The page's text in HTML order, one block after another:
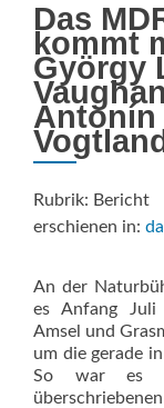
Das
kommt
György
Antonín
Rubrik: Bericht
erschienen in:
An der
es Anfang Juli
Amsel und
um die gerade
So war es